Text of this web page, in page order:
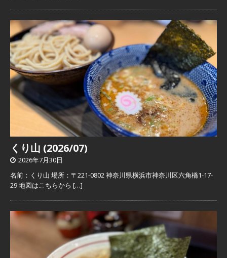
くり山 (2026/07)
2026年7月30日
名前：くり山 場所：〒221-0802 神奈川県横浜市神奈川区六角橋1-17-
29 地図はこちらから […]